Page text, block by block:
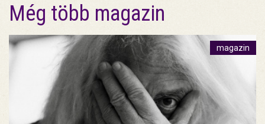
Még több magazin
magazin